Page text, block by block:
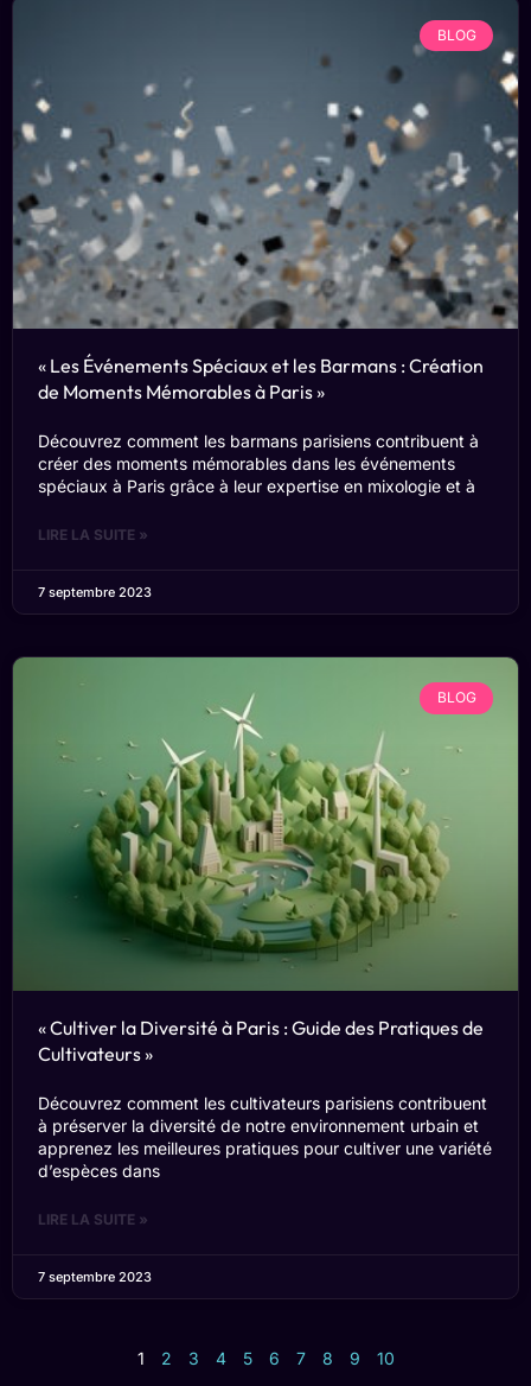
BLOG
« Les Événements Spéciaux et les Barmans : Création
de Moments Mémorables à Paris »
Découvrez comment les barmans parisiens contribuent à
créer des moments mémorables dans les événements
spéciaux à Paris grâce à leur expertise en mixologie et à
LIRE LA SUITE »
7 septembre 2023
BLOG
« Cultiver la Diversité à Paris : Guide des Pratiques de
Cultivateurs »
Découvrez comment les cultivateurs parisiens contribuent
à préserver la diversité de notre environnement urbain et
apprenez les meilleures pratiques pour cultiver une variété
d’espèces dans
LIRE LA SUITE »
7 septembre 2023
1 2 3 4 5 6 7 8 9 10